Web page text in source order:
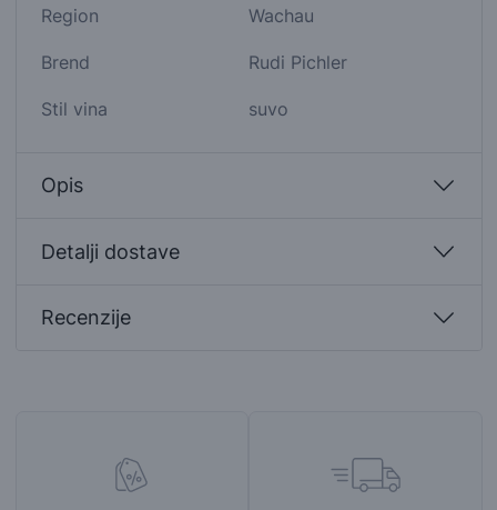
Region Wachau
Brend Rudi Pichler
Stil vina suvo
Opis
Detalji dostave
Recenzije